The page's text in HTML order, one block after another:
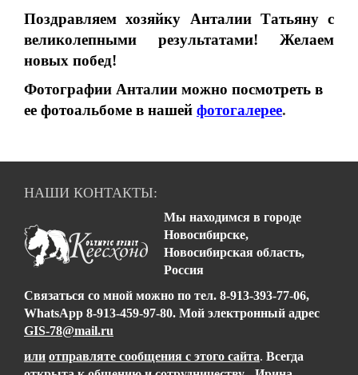
Поздравляем хозяйку Анталии Татьяну с
великолепными результатами! Желаем
новых побед!
Фотографии Анталии можно посмотреть в
ее фотоальбоме в нашей фотогалерее.
НАШИ КОНТАКТЫ:
Мы находимся в городе
Новосибирске,
Новосибирская область,
Россия
Связаться со мной можно по тел. 8-913-393-77-06,
WhatsApp 8-913-459-97-80. Мой электронный адрес
GIS-78@mail.ru
или отправляте сообщения с этого сайта. Всегда